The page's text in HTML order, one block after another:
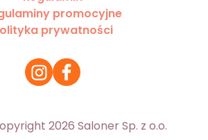
promocyjne
prywatności
2026 Saloner Sp. z o.o.